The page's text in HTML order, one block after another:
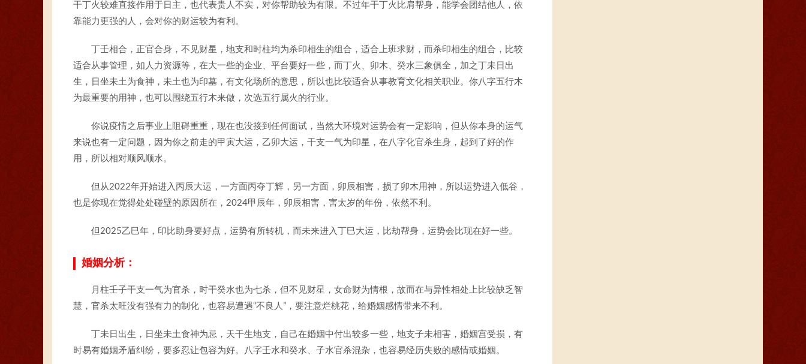
干丁火较难直接作用于日主，也代表贵人不实，对你帮助较为有限。不过年干丁火比肩帮身，能学会团结他人，依
靠能力更强的人，会对你的财运较为有利。
丁壬相合，正官合身，不见财星，地支和时柱均为杀印相生的组合，适合上班求财，而杀印相生的组合，比较
适合从事管理，如人力资源等，在大一些的企业、平台要好一些，而丁火、卯木、癸水三象俱全，加之丁未日出
生，日坐未土为食神，未土也为印墓，有文化场所的意思，所以也比较适合从事教育文化相关职业。你八字五行木
为最重要的用神，也可以围绕五行木来做，次选五行属火的行业。
你说疫情之后事业上阻碍重重，现在也没接到任何面试，当然大环境对运势会有一定影响，但从你本身的运气
来说也有一定问题，因为你之前走的甲寅大运，乙卯大运，干支一气为印星，在八字化官杀生身，起到了好的作
用，所以相对顺风顺水。
但从2022年开始进入丙辰大运，一方面丙夺丁辉，另一方面，卯辰相害，损了卯木用神，所以运势进入低谷，
也是你现在觉得处处碰壁的原因所在，2024甲辰年，卯辰相害，害太岁的年份，依然不利。
但2025乙巳年，印比助身要好点，运势有所转机，而未来进入丁巳大运，比劫帮身，运势会比现在好一些。
婚姻分析：
月柱壬子干支一气为官杀，时干癸水也为七杀，但不见财星，女命财为情根，故而在与异性相处上比较缺乏智
慧，官杀太旺没有强有力的制化，也容易遭遇“不良人”，要注意烂桃花，给婚姻感情带来不利。
丁未日出生，日坐未土食神为忌，天干生地支，自己在婚姻中付出较多一些，地支子未相害，婚姻宫受损，有
时易有婚姻矛盾纠纷，要多忍让包容为好。八字壬水和癸水、子水官杀混杂，也容易经历失败的感情或婚姻。